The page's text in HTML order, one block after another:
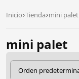
Inicio Tienda mini palet
mini palet